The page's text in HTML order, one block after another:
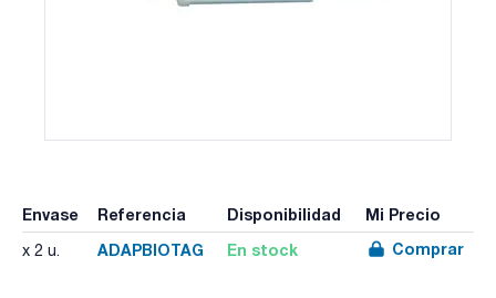
Envase Referencia Disponibilidad Mi Precio
x 2 u. ADAPBIOTAG En stock Comprar